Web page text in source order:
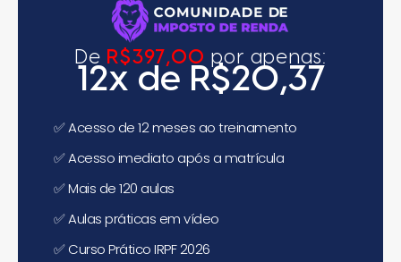
De R$397,00 por apenas:
12x de R$20,37
✅Acesso de 12 meses ao treinamento
✅Acesso imediato após a matrícula
✅Mais de 120 aulas
✅Aulas práticas em vídeo
✅Curso Prático IRPF 2026